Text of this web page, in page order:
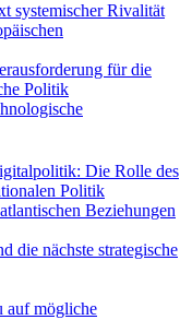
systemischer Rivalität
für die
Politik
Die Rolle des
Politik
Beziehungen
die nächste strategische
auf mögliche